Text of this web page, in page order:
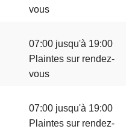
vous
07:00 jusqu'à 19:00
Plaintes sur rendez-
vous
07:00 jusqu'à 19:00
Plaintes sur rendez-